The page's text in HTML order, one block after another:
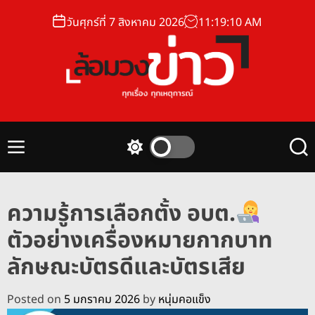
วันศุกร์ที่ 7 สิงหาคม 2026 11:19:10AM
อ
า
ว
M
c
h
c
o
l
o
r
m
S
ความรู้การเลือกตั้ง อบต.
ตัวอย่างเครื่องหมายกากบาท
ลักษณะบัตรดีและบัตรเสีย
Posted on 5 มกราคม 2026 by หนุ่มคอแข็ง